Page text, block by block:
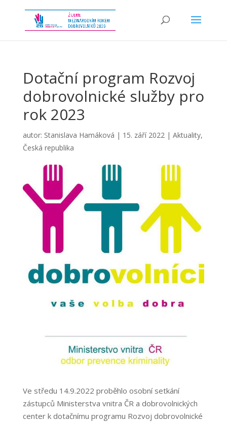
Dotační program Rozvoj
dobrovolnické služby pro
rok 2023
autor: Stanislava Hamáková | 15. září 2022| Aktuality,
Česká republika
Ve středu 14.9.2022 proběhlo osobní setkání
zástupců Ministerstva vnitra ČR a dobrovolnických
center k dotačnímu programu Rozvoj dobrovolnické